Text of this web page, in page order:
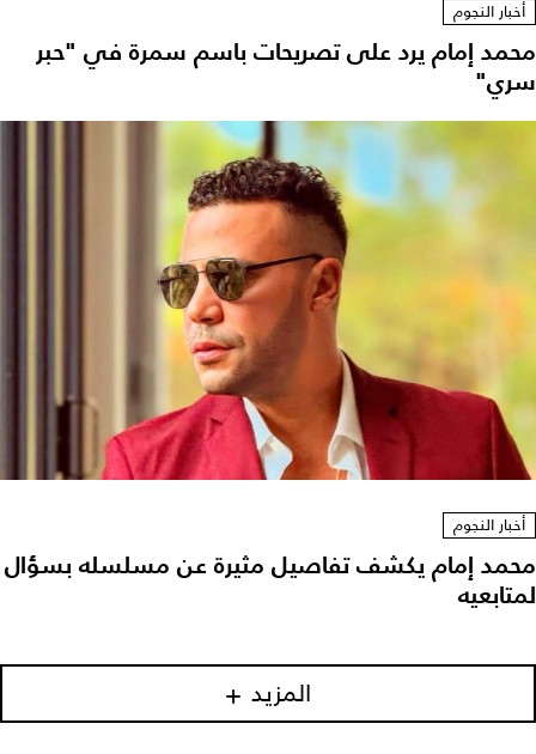
أخبار النجوم
محمد إمام يرد على تصريحات باسم سمرة في "حبر
سري"
أخبار النجوم
محمد إمام يكشف تفاصيل مثيرة عن مسلسله بسؤال
لمتابعيه
المزيد